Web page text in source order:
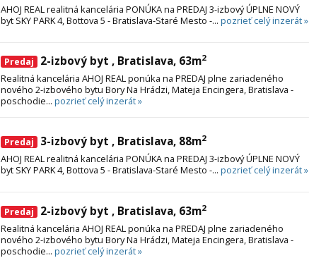
AHOJ REAL realitná kancelária PONÚKA na PREDAJ 3-izbový ÚPLNE NOVÝ
byt SKY PARK 4, Bottova 5 - Bratislava-Staré Mesto -... pozrieť celý inzerát »
Predaj 2-izbový byt , Bratislava, 63m2
Realitná kancelária AHOJ REAL ponúka na PREDAJ plne zariadeného
nového 2-izbového bytu Bory Na Hrádzi, Mateja Encingera, Bratislava -
poschodie... pozrieť celý inzerát »
Predaj 3-izbový byt , Bratislava, 88m2
AHOJ REAL realitná kancelária PONÚKA na PREDAJ 3-izbový ÚPLNE NOVÝ
byt SKY PARK 4, Bottova 5 - Bratislava-Staré Mesto -... pozrieť celý inzerát »
Predaj 2-izbový byt , Bratislava, 63m2
Realitná kancelária AHOJ REAL ponúka na PREDAJ plne zariadeného
nového 2-izbového bytu Bory Na Hrádzi, Mateja Encingera, Bratislava -
poschodie... pozrieť celý inzerát »